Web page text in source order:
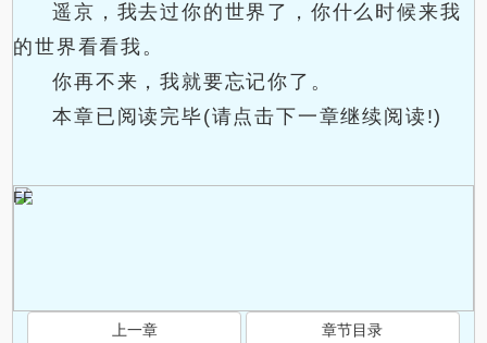
遥京，我去过你的世界了，你什么时候来我
的世界看看我。
你再不来，我就要忘记你了。
本章已阅读完毕(请点击下一章继续阅读!)
FF
上一章 章节目录